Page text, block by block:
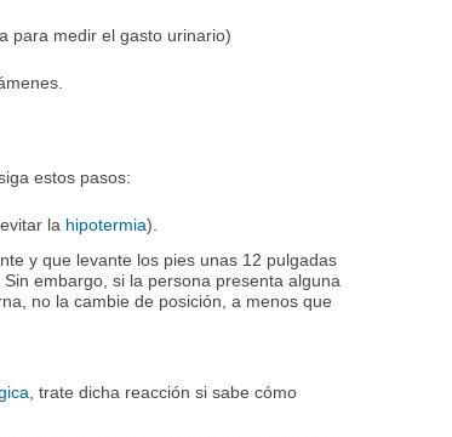
para medir el gasto urinario)
estos pasos:
la hipotermia).
y que levante los pies unas 12 pulgadas
embargo, si la persona presenta alguna
no la cambie de posición, a menos que
, trate dicha reacción si sabe cómo